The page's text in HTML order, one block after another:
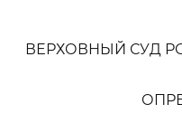
ВЕРХОВНЫЙ СУД